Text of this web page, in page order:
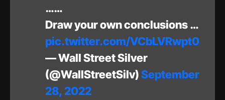
……
Draw your own conclusions …
pic.twitter.com/VCbLVRwpt0
— Wall Street Silver
(@WallStreetSilv)September
28, 2022